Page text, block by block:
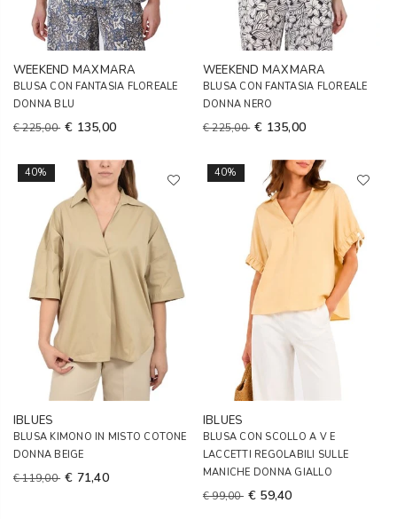
WEEKEND MAXMARA
BLUSA CON FANTASIA FLOREALE
DONNA BLU
€ 225,00 € 135,00
WEEKEND MAXMARA
BLUSA CON FANTASIA FLOREALE
DONNA NERO
€ 225,00 € 135,00
40%
IBLUES
BLUSA KIMONO IN MISTO COTONE
DONNA BEIGE
€ 119,00 € 71,40
40%
IBLUES
BLUSA CON SCOLLO A V E
LACCETTI REGOLABILI SULLE
MANICHE DONNA GIALLO
€ 99,00 € 59,40